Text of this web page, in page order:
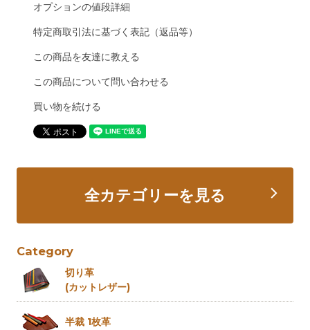
オプションの値段詳細
特定商取引法に基づく表記（返品等）
この商品を友達に教える
この商品について問い合わせる
買い物を続ける
全カテゴリーを見る
Category
切り革
(カットレザー)
半裁 1枚革